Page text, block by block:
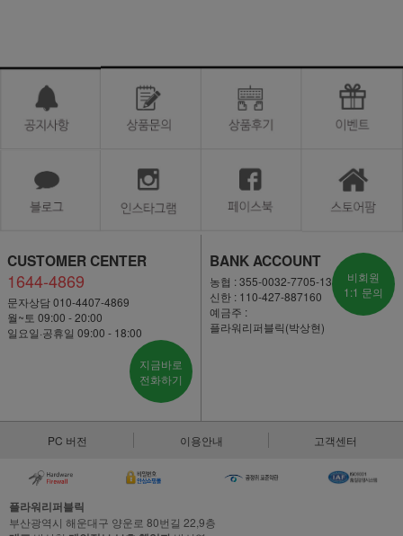
CUSTOMER CENTER
1644-4869
문자상담 010-4407-4869
월~토 09:00 - 20:00
일요일·공휴일 09:00 - 18:00
지금바로
전화하기
BANK ACCOUNT
농협 : 355-0032-7705-13
신한 : 110-427-887160
예금주 :
플라워리퍼블릭(박상현)
비회원
1:1 문의
PC 버전 이용안내 고객센터
플라워리퍼블릭
부산광역시 해운대구 양운로 80번길 22,9층